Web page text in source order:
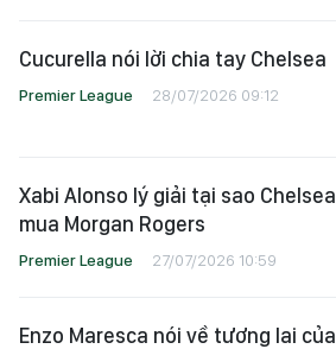
Cucurella nói lời chia tay Chelsea
Premier League 28/07/2026 09:12
Xabi Alonso lý giải tại sao Chelsea
mua Morgan Rogers
Premier League 27/07/2026 10:59
Enzo Maresca nói về tương lai của